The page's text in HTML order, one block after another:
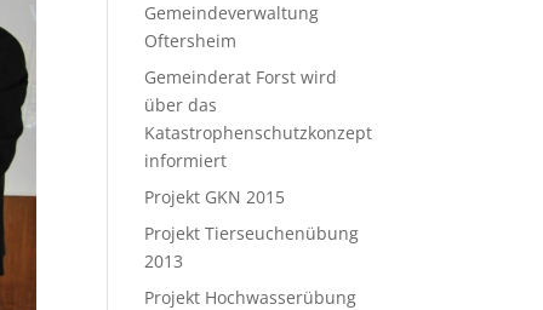
Gemeindeverwaltung
Oftersheim
Gemeinderat Forst wird
über das
Katastrophenschutzkonzept
informiert
Projekt GKN 2015
Projekt Tierseuchenübung
2013
Projekt Hochwasserübung